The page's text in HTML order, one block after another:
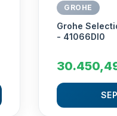
GROHE
Grohe
- 41066Dl0